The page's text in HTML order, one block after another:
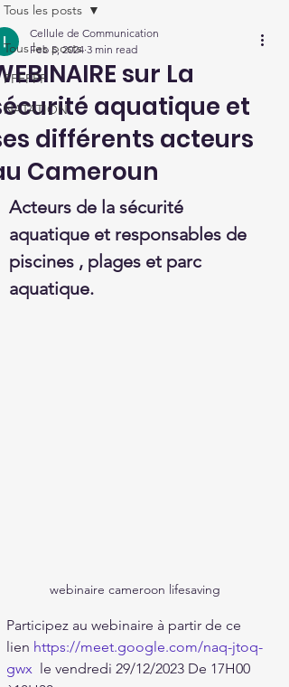
Tous les posts
FFFFFF
NATATION
Tous les posts
sur La
aquatique et
différents acteurs
Cameroun
Cellule de Communication
Feb 5, 2024 3 min read
Acteurs de la sécurité
aquatique et responsables de
piscines , plages et parc
aquatique.
webinaire cameroon lifesaving
Participez au webinaire à partir de ce
lien https://meet.google.com/naq-jtoq-
gwx le vendredi 29/12/2023 De 17H00